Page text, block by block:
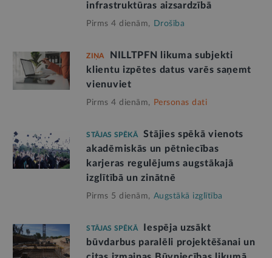
infrastruktūras aizsardzībā
Pirms 4 dienām, Drošība
ZIŅA
NILLTPFN likuma subjekti
klientu izpētes datus varēs saņemt
vienuviet
Pirms 4 dienām, Personas dati
STĀJAS SPĒKĀ
Stājies spēkā vienots
akadēmiskās un pētniecības
karjeras regulējums augstākajā
izglītībā un zinātnē
Pirms 5 dienām, Augstākā izglītība
STĀJAS SPĒKĀ
Iespēja uzsākt
būvdarbus paralēli projektēšanai un